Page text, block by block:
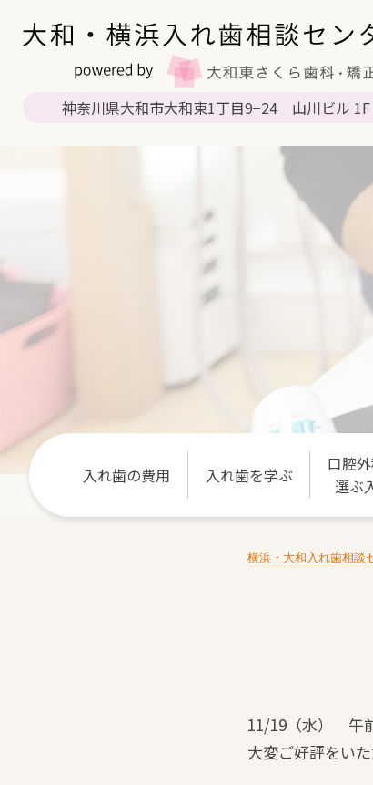
神奈川県大和市大和東1丁目9−24 山川ビル 1F
入れ歯の費用 入れ歯を学ぶ
口腔
選ぶ
横浜・大和入れ歯相談
11/19（水） 午
大変ご好評をい